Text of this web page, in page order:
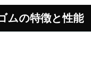
ムの特徴と性能